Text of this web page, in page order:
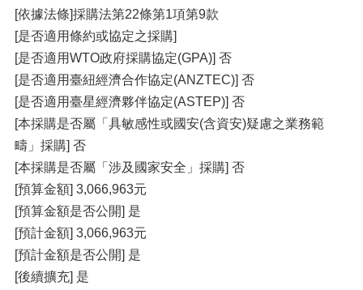
[依據法條]採購法第22條第1項第9款
[是否適用條約或協定之採購]
[是否適用WTO政府採購協定(GPA)] 否
[是否適用臺紐經濟合作協定(ANZTEC)] 否
[是否適用臺星經濟夥伴協定(ASTEP)] 否
[本採購是否屬「具敏感性或國安(含資安)疑慮之業務範
疇」採購] 否
[本採購是否屬「涉及國家安全」採購] 否
[預算金額] 3,066,963元
[預算金額是否公開] 是
[預計金額] 3,066,963元
[預計金額是否公開] 是
[後續擴充] 是